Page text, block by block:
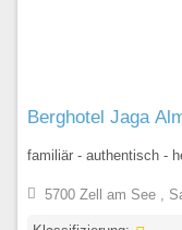
Berghotel Jaga
familiär - authentisch -
5700 Zell am See ,